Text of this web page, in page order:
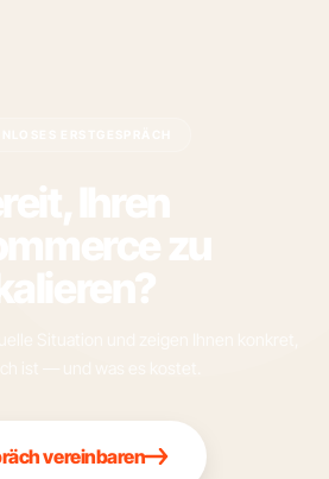
zu
vereinbaren